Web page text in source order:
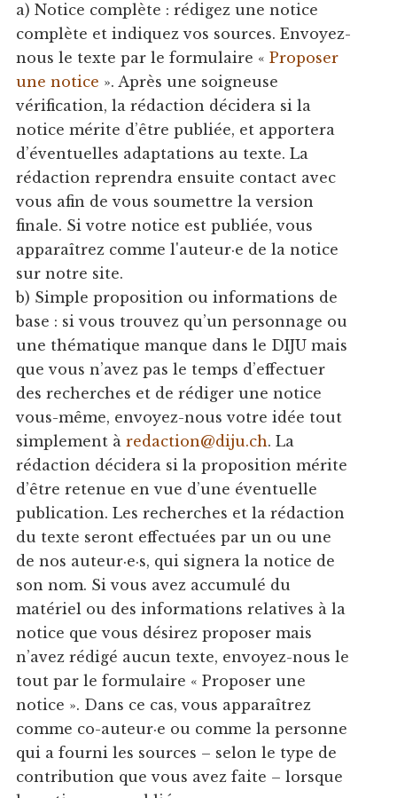
a) Notice complète : rédigez une notice
complète et indiquez vos sources. Envoyez-
nous le texte par le formulaire « Proposer
une notice ». Après une soigneuse
vérification, la rédaction décidera si la
notice mérite d’être publiée, et apportera
d’éventuelles adaptations au texte. La
rédaction reprendra ensuite contact avec
vous afin de vous soumettre la version
finale. Si votre notice est publiée, vous
apparaîtrez comme l'auteur·e de la notice
sur notre site.
b) Simple proposition ou informations de
base : si vous trouvez qu’un personnage ou
une thématique manque dans le DIJU mais
que vous n’avez pas le temps d’effectuer
des recherches et de rédiger une notice
vous-même, envoyez-nous votre idée tout
simplement à redaction@diju.ch. La
rédaction décidera si la proposition mérite
d’être retenue en vue d’une éventuelle
publication. Les recherches et la rédaction
du texte seront effectuées par un ou une
de nos auteur·e·s, qui signera la notice de
son nom. Si vous avez accumulé du
matériel ou des informations relatives à la
notice que vous désirez proposer mais
n’avez rédigé aucun texte, envoyez-nous le
tout par le formulaire « Proposer une
notice ». Dans ce cas, vous apparaîtrez
comme co-auteur·e ou comme la personne
qui a fourni les sources – selon le type de
contribution que vous avez faite – lorsque